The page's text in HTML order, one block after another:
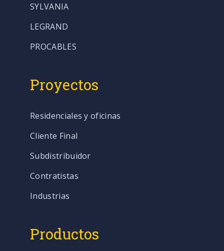
SYLVANIA
LEGRAND
PROCABLES
Proyectos
Residenciales y oficinas
Cliente Final
Subdistribuidor
Contratistas
Industrias
Productos